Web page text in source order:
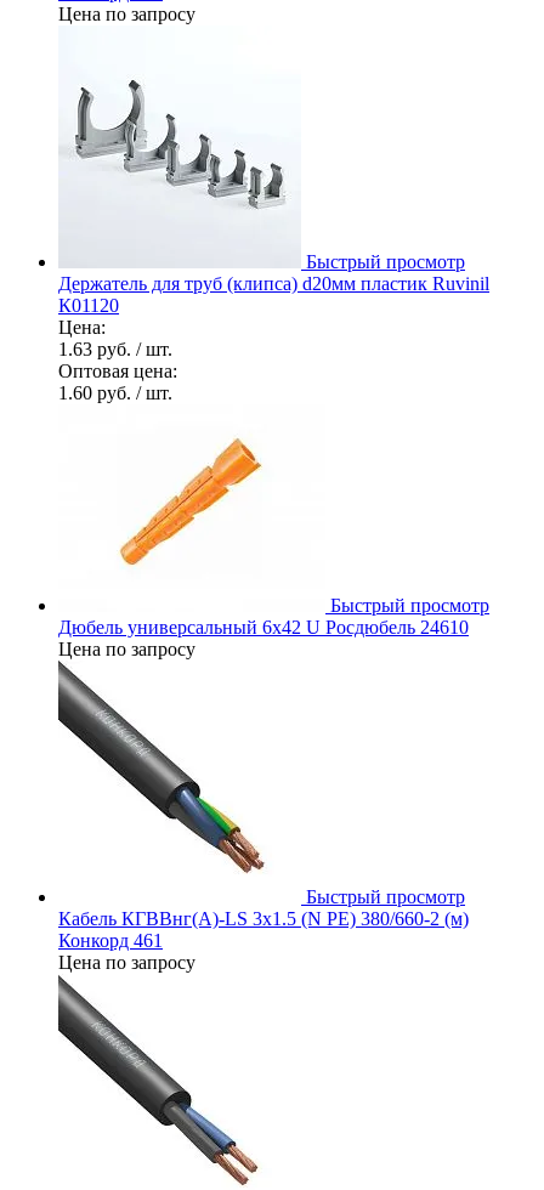
Цена по запросу
Быстрый просмотр
Держатель для труб (клипса) d20мм пластик Ruvinil
К01120
Цена:
1.63 руб. / шт.
Оптовая цена:
1.60 руб. / шт.
Быстрый просмотр
Дюбель универсальный 6х42 U Росдюбель 24610
Цена по запросу
Быстрый просмотр
Кабель КГВВнг(А)-LS 3х1.5 (N PE) 380/660-2 (м)
Конкорд 461
Цена по запросу